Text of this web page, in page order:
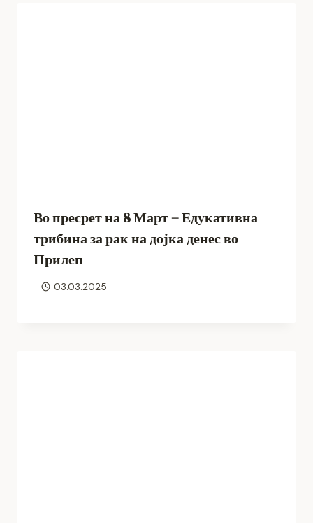
Во пресрет на 8 Март – Едукативна
трибина за рак на дојка денес во
Прилеп
03.03.2025